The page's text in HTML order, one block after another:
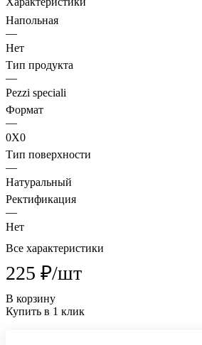
Напольная
—
Нет
Тип продукта
—
Pezzi speciali
Формат
—
0X0
Тип поверхности
—
Натуральный
Ректификация
—
Нет
Все характеристики
225 ₽/шт
В корзину
Купить в 1 клик